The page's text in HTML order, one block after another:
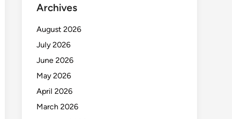
Archives
August 2026
July 2026
June 2026
May 2026
April 2026
March 2026